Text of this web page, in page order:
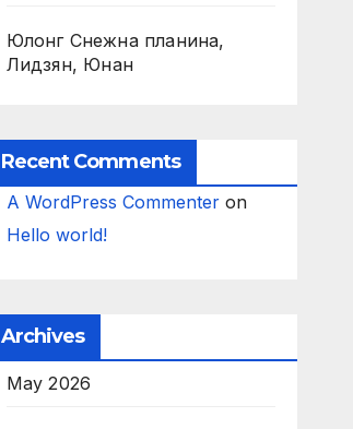
Юлонг Снежна планина,
Лидзян, Юнан
Recent Comments
A WordPress Commenteron
Hello world!
Archives
May 2026